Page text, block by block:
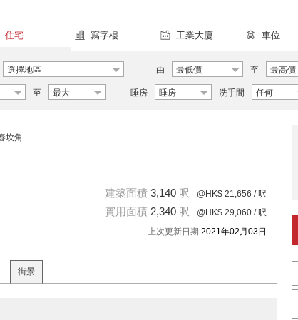
住宅 寫字樓 工業大廈 車位
選擇地區 由 最低價 至 最高價
至 最大 睡房 睡房 洗手間 任何
坎角
建築面積 3,140 呎 @HK$ 21,656 / 呎
實用面積 2,340 呎 @HK$ 29,060 / 呎
上次更新日期 2021年02月03日
街景